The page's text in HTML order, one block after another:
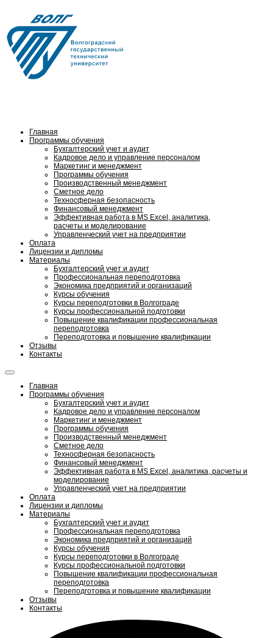
Главная
Программы обучения
Бухгалтерский учет и аудит
Кадровое дело и управление персоналом
Маркетинг и менеджмент
Программы обучения
Производственный менеджмент
Сметное дело
Техносферная безопасность
Финансовый менеджмент
Эффективная работа в MS Excel, аналитика,
расчеты и моделирование
Управленческий учет на предприятии
Оплата
Лицензии и дипломы
Материалы
Бухгалтерский учет и аудит
Профессиональная переподготовка
Экономика предприятий и организаций
Курсы обучения
Курсы переподготовки в Волгограде
Курсы профессиональной подготовки
Повышение квалификации профессиональная
переподготовка
Переподготовка и повышение квалификации
Отзывы
Контакты
Главная
Программы обучения
Бухгалтерский учет и аудит
Кадровое дело и управление персоналом
Маркетинг и менеджмент
Программы обучения
Производственный менеджмент
Сметное дело
Техносферная безопасность
Финансовый менеджмент
Эффективная работа в MS Excel, аналитика, расчеты и
моделирование
Управленческий учет на предприятии
Оплата
Лицензии и дипломы
Материалы
Бухгалтерский учет и аудит
Профессиональная переподготовка
Экономика предприятий и организаций
Курсы обучения
Курсы переподготовки в Волгограде
Курсы профессиональной подготовки
Повышение квалификации профессиональная
переподготовка
Переподготовка и повышение квалификации
Отзывы
Контакты